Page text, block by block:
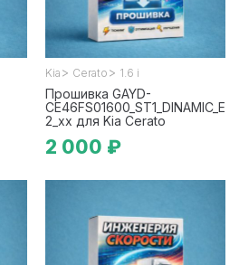
Kia > Cerato > 1.6 i
Прошивка GAYD-
CE46FS01600_ST1_DINAMIC_E
2_xx для Kia Cerato
2 000 ₽